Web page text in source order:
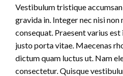
Vestibulum tristique
gravida in. Integer nec nisi non
consequat. Praesent varius
justo porta vitae. Maecenas
dictum quam luctus ut. Nam
consectetur. Quisque